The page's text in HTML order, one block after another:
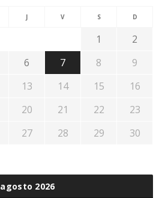
agosto 2026
J V S D
1
2
6 7 8
9
13 14 15
16
20 21 22
23
27 28 29
30